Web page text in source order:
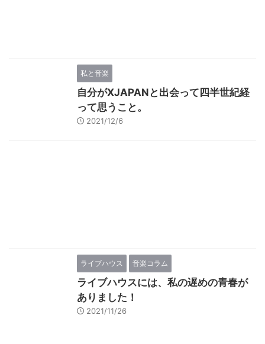
私と音楽
自分がXJAPANと出会って四半世紀経
って思うこと。
2021/12/6
ライブハウス 音楽コラム
ライブハウスには、私の遅めの青春が
ありました！
2021/11/26